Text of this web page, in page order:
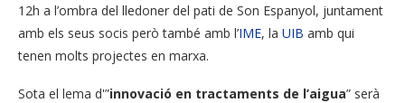
12h a l’ombra del lledoner del pati de Son Espanyol, juntament
amb els seus socis però també amb l’IME, la UIB amb qui
tenen molts projectes en marxa.
Sota el lema d'”innovació en tractaments de l’aigua” serà